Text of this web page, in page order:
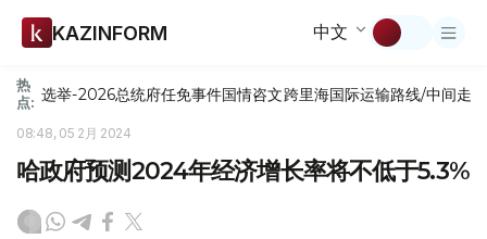
KAZINFORM 中文
热
点: 选举-2026总统府任免事件国情咨文跨里海国际运输路线/中间走廊
08:48, 05 2月 2024
哈政府预测2024年经济增长率将不低于5.3%